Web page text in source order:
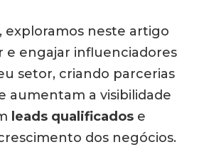
exploramos neste artigo
e engajar influenciadores
setor, criando parcerias
aumentam a visibilidade
leads qualificados e
dos negócios.